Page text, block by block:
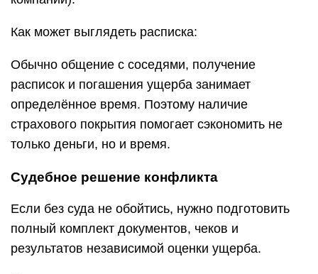
Как может выглядеть расписка:
Обычно общение с соседями, получение
расписок и погашения ущерба занимает
определённое время. Поэтому наличие
страхового покрытия помогает сэкономить не
только деньги, но и время.
Судебное решение конфликта
Если без суда не обойтись, нужно подготовить
полный комплект документов, чеков и
результатов независимой оценки ущерба.